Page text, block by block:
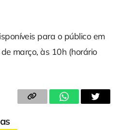
para o público em
março, às 10h (horário